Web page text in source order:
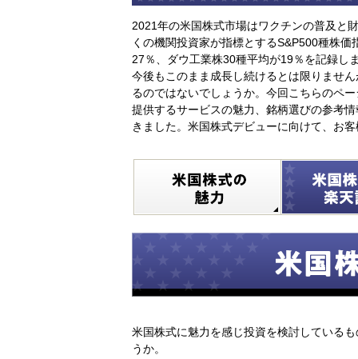
2021年の米国株式市場はワクチンの普及と
くの機関投資家が指標とするS&P500種株
27％、ダウ工業株30種平均が19％を記録し
今後もこのまま成長し続けるとは限りませ
るのではないでしょうか。今回こちらのペ
提供するサービスの魅力、銘柄選びの参考
きました。米国株式デビューに向けて、お
米国株式に魅力を感じ投資を検討している
うか。